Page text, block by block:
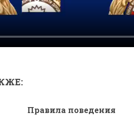
Правила поведения